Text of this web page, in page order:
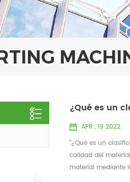
¿Qué es un
APR , 19 2022
"¿Qué es un
calidad del
material mediante